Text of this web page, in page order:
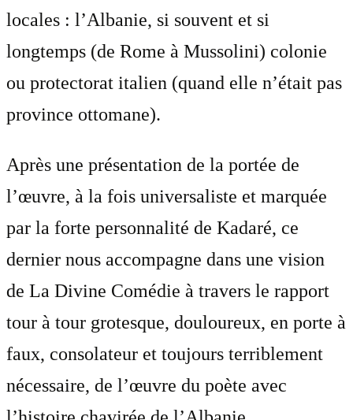
locales : l’Albanie, si souvent et si
longtemps (de Rome à Mussolini) colonie
ou protectorat italien (quand elle n’était pas
province ottomane).
Après une présentation de la portée de
l’œuvre, à la fois universaliste et marquée
par la forte personnalité de Kadaré, ce
dernier nous accompagne dans une vision
de La Divine Comédie à travers le rapport
tour à tour grotesque, douloureux, en porte à
faux, consolateur et toujours terriblement
nécessaire, de l’œuvre du poète avec